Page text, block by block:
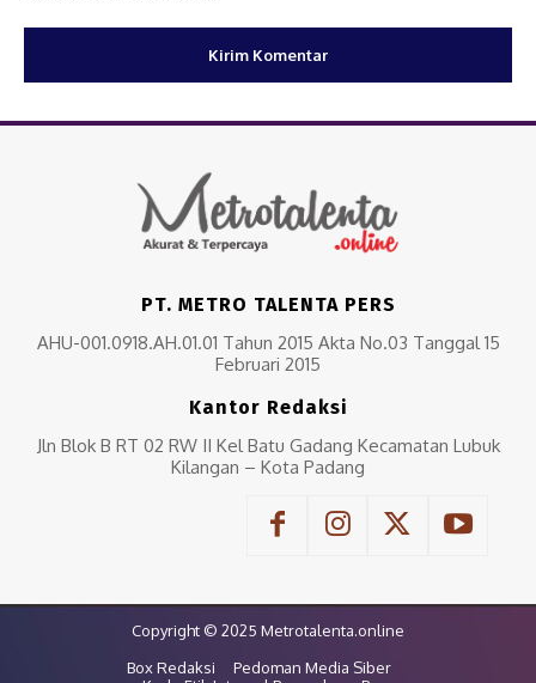
PT. METRO TALENTA PERS
AHU-001.0918.AH.01.01 Tahun 2015 Akta No.03 Tanggal 15
Februari 2015
Kantor Redaksi
Jln Blok B RT 02 RW II Kel Batu Gadang Kecamatan Lubuk
Kilangan – Kota Padang
Copyright © 2025 Metrotalenta.online
Box Redaksi
Pedoman Media Siber